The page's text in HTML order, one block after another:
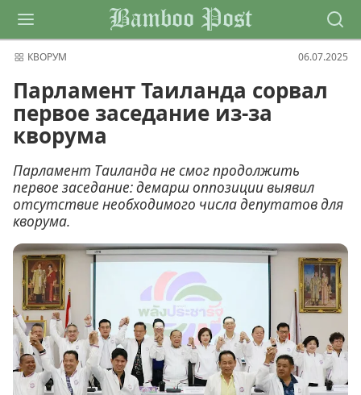
Bamboo Post
КВОРУМ 06.07.2025
Парламент Таиланда сорвал
первое заседание из-за
кворума
Парламент Таиланда не смог продолжить
первое заседание: демарш оппозиции выявил
отсутствие необходимого числа депутатов для
кворума.